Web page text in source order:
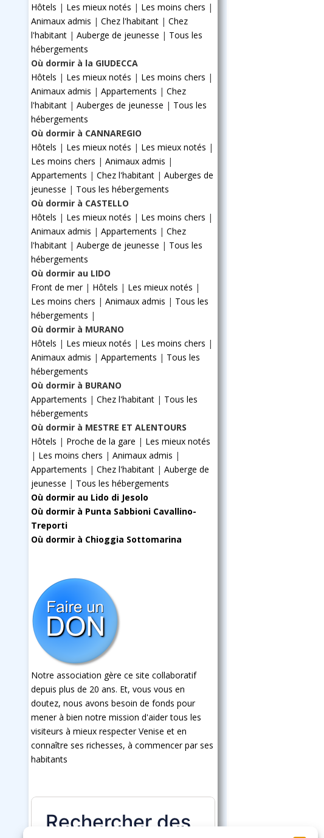
Hôtels | Les mieux notés | Les moins chers |
Animaux admis | Chez l'habitant| Chez
l'habitant| Auberge de jeunesse | Tous les
hébergements
Où dormir à la GIUDECCA
Hôtels | Les mieux notés | Les moins chers |
Animaux admis | Appartements | Chez
l'habitant| Auberges de jeunesse | Tous les
hébergements
Où dormir à CANNAREGIO
Hôtels | Les mieux notés | Les mieux notés |
Les moins chers | Animaux admis |
Appartements | Chez l'habitant| Auberges de
jeunesse | Tous les hébergements
Où dormir à CASTELLO
Hôtels | Les mieux notés | Les moins chers |
Animaux admis | Appartements | Chez
l'habitant| Auberge de jeunesse | Tous les
hébergements
Où dormir au LIDO
Front de mer| Hôtels | Les mieux notés |
Les moins chers | Animaux admis | Tous les
hébergements |
Où dormir à MURANO
Hôtels | Les mieux notés | Les moins chers |
Animaux admis | Appartements | Tous les
hébergements
Où dormir à BURANO
Appartements | Chez l'habitant| Tous les
hébergements
Où dormir à MESTRE ET ALENTOURS
Hôtels | Proche de la gare | Les mieux notés
| Les moins chers | Animaux admis |
Appartements | Chez l'habitant| Auberge de
jeunesse | Tous les hébergements
Où dormir au Lido di Jesolo
Où dormir à Punta Sabbioni Cavallino-
Treporti
Où dormir à Chioggia Sottomarina
Notre association gère ce site collaboratif
depuis plus de 20 ans. Et, vous vous en
doutez, nous avons besoin de fonds pour
mener à bien notre mission d'aider tous les
visiteurs à mieux respecter Venise et en
connaître ses richesses, à commencer par ses
habitants